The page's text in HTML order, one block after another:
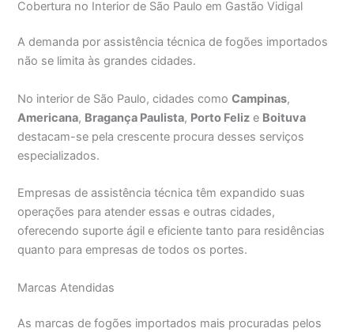
Cobertura no Interior de São Paulo em Gastão Vidigal
A demanda por assistência técnica de fogões importados
não se limita às grandes cidades.
No interior de São Paulo, cidades comoCampinas,
Americana, Bragança Paulista, Porto Feliz e Boituva
destacam-se pela crescente procura desses serviços
especializados.
Empresas de assistência técnica têm expandido suas
operações para atender essas e outras cidades,
oferecendo suporte ágil e eficiente tanto para residências
quanto para empresas de todos os portes.
Marcas Atendidas
As marcas de fogões importados mais procuradas pelos